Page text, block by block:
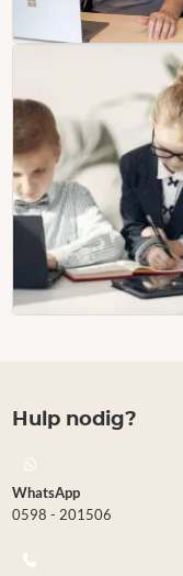
Hulp nodig?
WhatsApp
0598 - 201506